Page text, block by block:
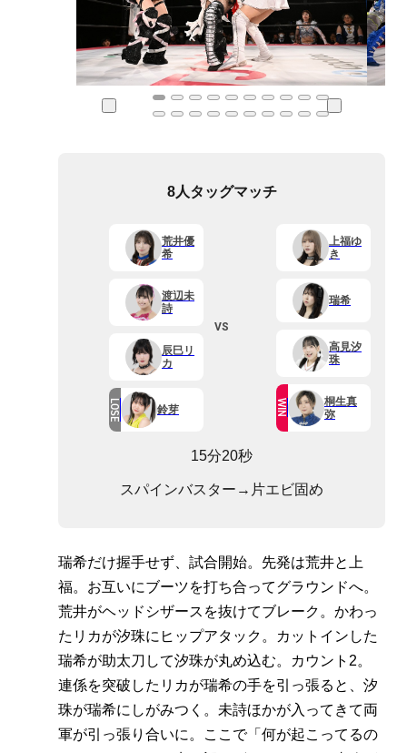
8人タッグマッチ
荒井優
希
渡辺未
詩
辰巳リ
カ
LOSE 鈴芽
VS
上福ゆ
き
瑞希
高見汐
珠
WIN
桐生真
弥
15分20秒
スパインバスター→片エビ固め
瑞希だけ握手せず、試合開始。先発は荒井と上
福。お互いにブーツを打ち合ってグラウンドへ。
荒井がヘッドシザースを抜けてブレーク。かわっ
たリカが汐珠にヒップアタック。カットインした
瑞希が助太刀して汐珠が丸め込む。カウント2。
連係を突破したリカが瑞希の手を引っ張ると、汐
珠が瑞希にしがみつく。未詩ほかが入ってきて両
軍が引っ張り合いに。ここで「何が起こってるの